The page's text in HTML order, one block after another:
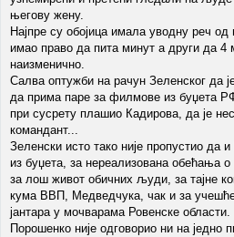
његову жену.
Најпре су обојица имала уводну реч од
имао право да пита минут а други да 4
наизменично.
Салва оптужби на рачун Зеленског да
да прима паре за филмове из буџета
при сусрету плашио Кадирова, да је
командант...
Зеленски исто тако није пропустио да
из буџета, за нереализована обећања
за лош живот обичних људи, за тајне
кума ВВП, Медведчука, чак и за учешће
јантара у мочварама Ровенске области.
Порошенко није одговорио ни на једно